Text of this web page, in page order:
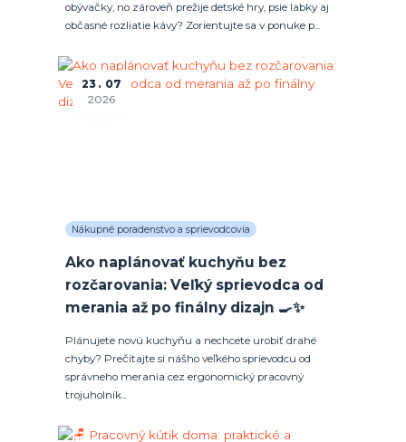
obývačky, no zároveň prežije detské hry, psie labky aj
občasné rozliatie kávy? Zorientujte sa v ponuke p...
23
07
2026
Nákupné poradenstvo a sprievodcovia
Ako naplánovať kuchyňu bez
rozčarovania: Veľký sprievodca od
merania až po finálny dizajn 🍳✨
Plánujete novú kuchyňu a nechcete urobiť drahé
chyby? Prečítajte si nášho veľkého sprievodcu od
správneho merania cez ergonomický pracovný
trojuholník...